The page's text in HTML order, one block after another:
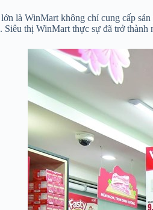
là WinMart không chỉ cung cấp
Siêu thị WinMart thực sự đã trở